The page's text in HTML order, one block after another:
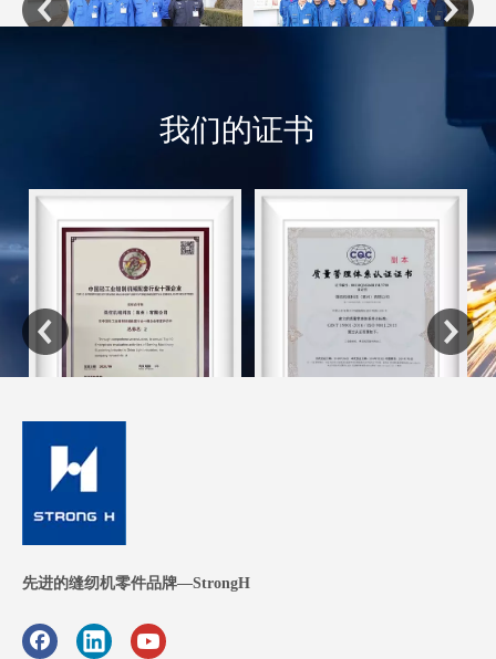
我们的证书
先进的缝纫机零件品牌—StrongH